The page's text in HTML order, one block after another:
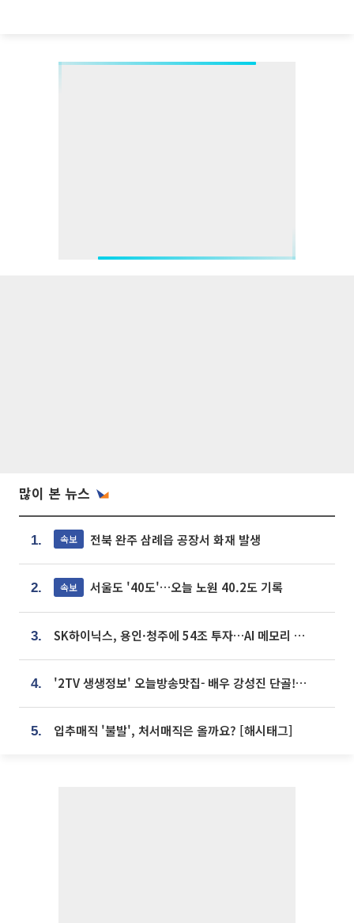
많이 본 뉴스
1. 속보 전북 완주 삼례읍 공장서 화재 발생
2. 속보 서울도 '40도'…오늘 노원 40.2도 기록
3. SK하이닉스, 용인·청주에 54조 투자…AI 메모리 생산기지 키운다
4. '2TV 생생정보' 오늘방송맛집- 배우 강성진 단골! 쌀국수ㆍ푸팟퐁 커리 맛집 '블○○○'
5. 입추매직 '불발', 처서매직은 올까요? [해시태그]